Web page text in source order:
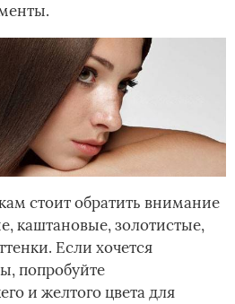
стоит обратить внимание
каштановые, золотистые,
Если хочется
попробуйте
и желтого цвета для